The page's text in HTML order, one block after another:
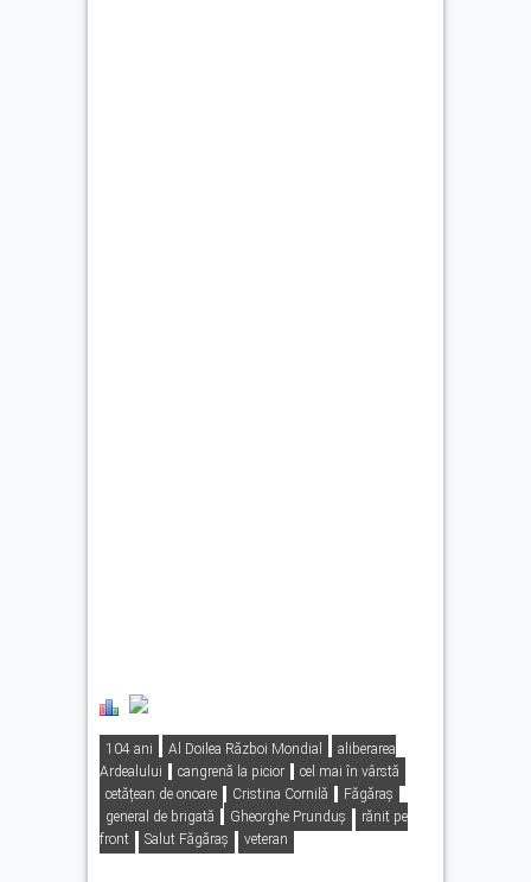
104 ani Al Doilea Război Mondial
aliberarea
Ardealului
cangrenă la picior
cel mai în vârstă
cetățean de onoare
Cristina Cornilă
Făgăraş
general de brigată
Gheorghe Prunduș
rănit pe
front
Salut Făgăraş veteran